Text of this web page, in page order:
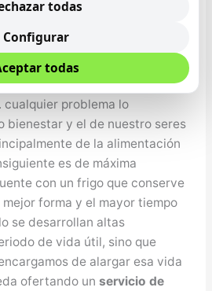
que no tiene que preocuparse si
su nevera Candy, el torno de
le falta gas al torno, no enfría
problema lo
bienestar y el de nuestro seres
de la alimentación
es de máxima
con un frigo que conserve
forma y el mayor tiempo
se desarrollan altas
de vida útil, sino que
de alargar esa vida
ofertando un servicio de
todas
Configurar
todas